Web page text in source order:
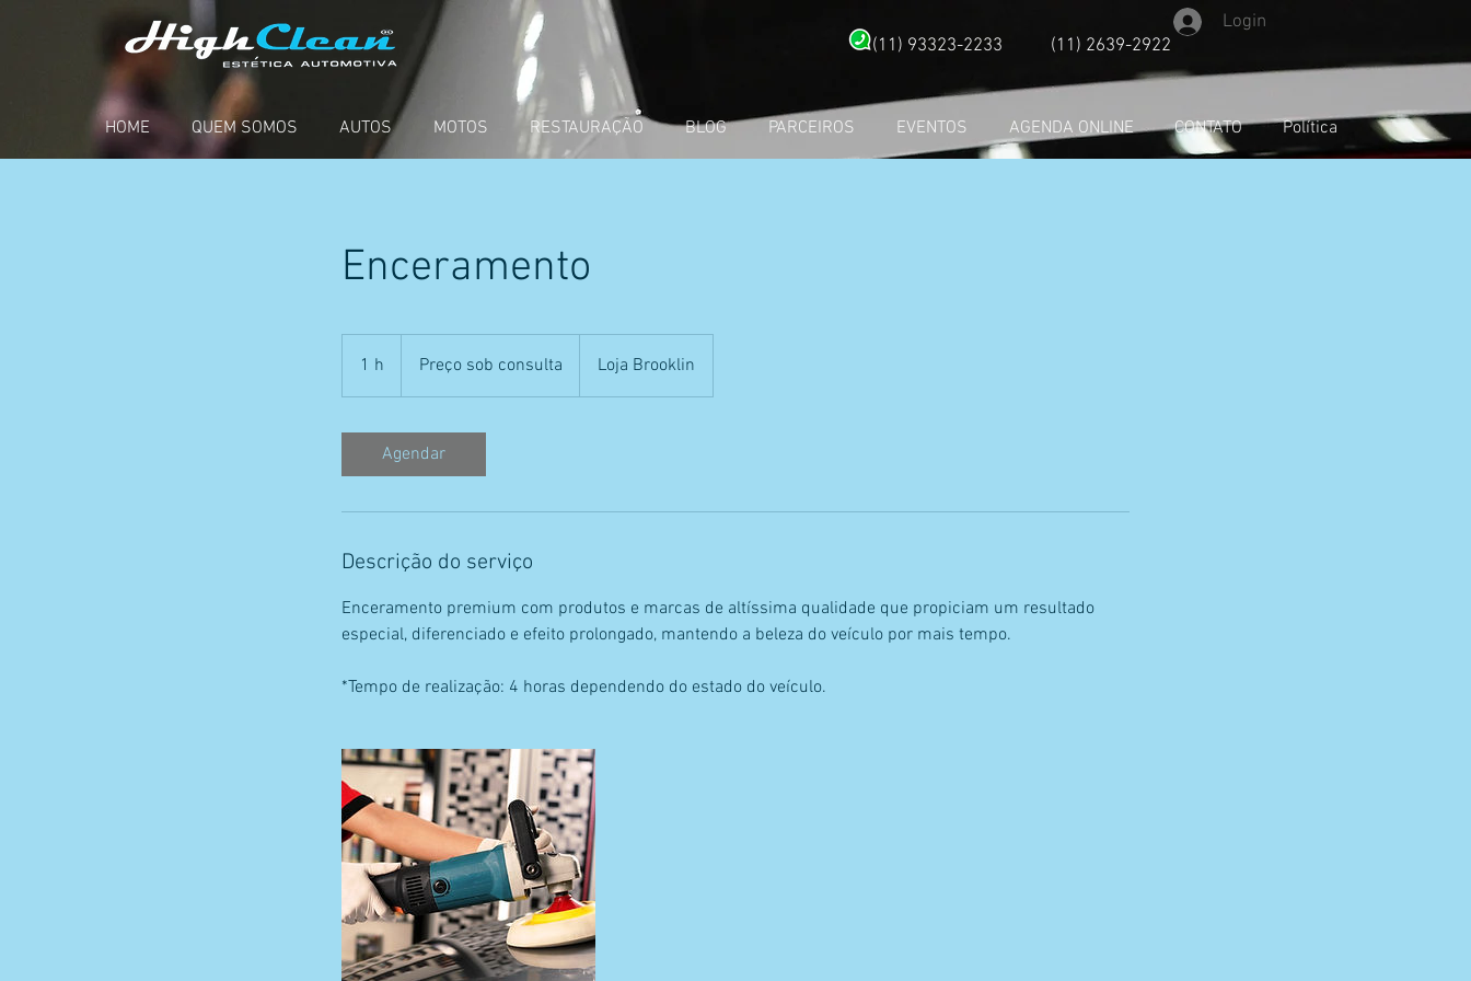
(11) 93323-2233 (11) 2639-2922
Login
HOME QUEM SOMOS AUTOS MOTOS RESTAURAÇÃO BLOG PARCEIROS EVENTOS AGENDA ONLINE CONTATO Política
Enceramento
1 h
consulta
Preço sob consulta Loja Brooklin
Agendar
Descrição do serviço
Enceramento premium com produtos e marcas de altíssima qualidade que propiciam um resultado
especial, diferenciado e efeito prolongado, mantendo a beleza do veículo por mais tempo.
*Tempo de realização: 4 horas dependendo do estado do veículo.